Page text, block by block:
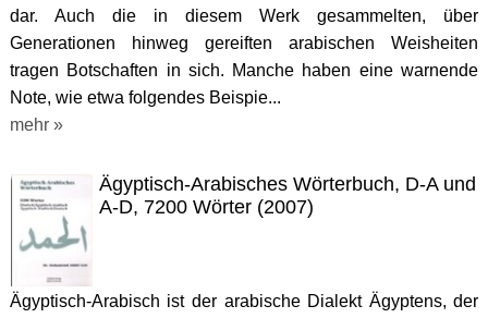
dar. Auch die in diesem Werk gesammelten, über
Generationen hinweg gereiften arabischen Weisheiten
tragen Botschaften in sich. Manche haben eine warnende
Note, wie etwa folgendes Beispie...
mehr »
Ägyptisch-Arabisches Wörterbuch, D-A und
A-D, 7200 Wörter (2007)
Ägyptisch-Arabisch ist der arabische Dialekt Ägyptens, der